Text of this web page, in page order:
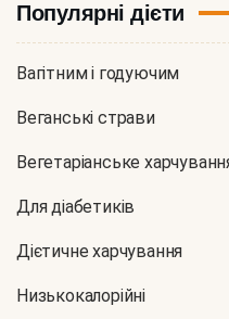
Популярні дієти
Вагітним і годуючим
Веганські страви
Вегетаріанське
Для діабетиків
Дієтичне харчування
Низькокалорійні